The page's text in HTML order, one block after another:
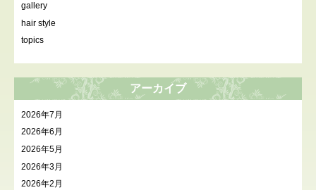
gallery
hair style
topics
アーカイブ
2026年7月
2026年6月
2026年5月
2026年3月
2026年2月